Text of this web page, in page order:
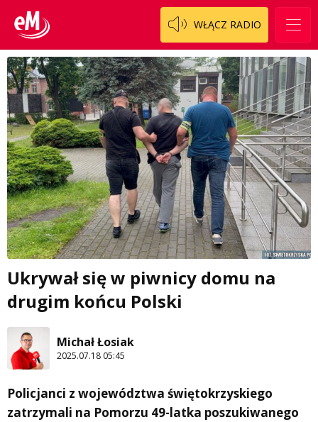
WŁĄCZ RADIO
Ukrywał się w piwnicy domu na
drugim końcu Polski
Michał Łosiak
2025.07.18 05:45
Policjanci z województwa świętokrzyskiego
zatrzymali na Pomorzu 49-latka poszukiwanego